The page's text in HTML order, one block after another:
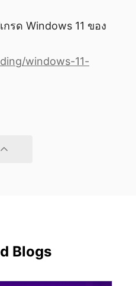
รด Windows 11 ของ
windows-11-
Blogs